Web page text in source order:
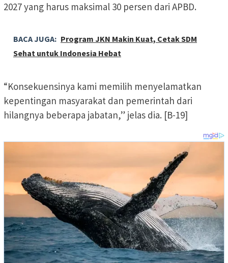
2027 yang harus maksimal 30 persen dari APBD.
BACA JUGA: Program JKN Makin Kuat, Cetak SDM
Sehat untuk Indonesia Hebat
“Konsekuensinya kami memilih menyelamatkan
kepentingan masyarakat dan pemerintah dari
hilangnya beberapa jabatan,” jelas dia. [B-19]